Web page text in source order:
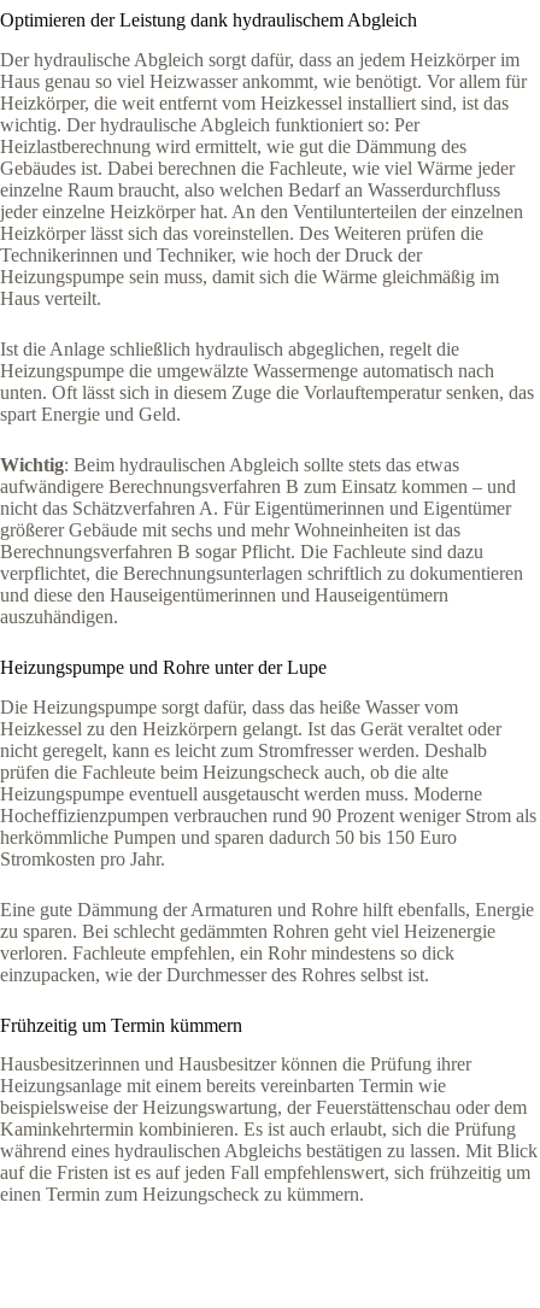
Optimieren der Leistung dank hydraulischem Abgleich
Der hydraulische Abgleich sorgt dafür, dass an jedem Heizkörper im
Haus genau so viel Heizwasser ankommt, wie benötigt. Vor allem für
Heizkörper, die weit entfernt vom Heizkessel installiert sind, ist das
wichtig. Der hydraulische Abgleich funktioniert so: Per
Heizlastberechnung wird ermittelt, wie gut die Dämmung des
Gebäudes ist. Dabei berechnen die Fachleute, wie viel Wärme jeder
einzelne Raum braucht, also welchen Bedarf an Wasserdurchfluss
jeder einzelne Heizkörper hat. An den Ventilunterteilen der einzelnen
Heizkörper lässt sich das voreinstellen. Des Weiteren prüfen die
Technikerinnen und Techniker, wie hoch der Druck der
Heizungspumpe sein muss, damit sich die Wärme gleichmäßig im
Haus verteilt.
Ist die Anlage schließlich hydraulisch abgeglichen, regelt die
Heizungspumpe die umgewälzte Wassermenge automatisch nach
unten. Oft lässt sich in diesem Zuge die Vorlauftemperatur senken, das
spart Energie und Geld.
Wichtig: Beim hydraulischen Abgleich sollte stets das etwas
aufwändigere Berechnungsverfahren B zum Einsatz kommen – und
nicht das Schätzverfahren A. Für Eigentümerinnen und Eigentümer
größerer Gebäude mit sechs und mehr Wohneinheiten ist das
Berechnungsverfahren B sogar Pflicht. Die Fachleute sind dazu
verpflichtet, die Berechnungsunterlagen schriftlich zu dokumentieren
und diese den Hauseigentümerinnen und Hauseigentümern
auszuhändigen.
Heizungspumpe und Rohre unter der Lupe
Die Heizungspumpe sorgt dafür, dass das heiße Wasser vom
Heizkessel zu den Heizkörpern gelangt. Ist das Gerät veraltet oder
nicht geregelt, kann es leicht zum Stromfresser werden. Deshalb
prüfen die Fachleute beim Heizungscheck auch, ob die alte
Heizungspumpe eventuell ausgetauscht werden muss. Moderne
Hocheffizienzpumpen verbrauchen rund 90 Prozent weniger Strom als
herkömmliche Pumpen und sparen dadurch 50 bis 150 Euro
Stromkosten pro Jahr.
Eine gute Dämmung der Armaturen und Rohre hilft ebenfalls, Energie
zu sparen. Bei schlecht gedämmten Rohren geht viel Heizenergie
verloren. Fachleute empfehlen, ein Rohr mindestens so dick
einzupacken, wie der Durchmesser des Rohres selbst ist.
Frühzeitig um Termin kümmern
Hausbesitzerinnen und Hausbesitzer können die Prüfung ihrer
Heizungsanlage mit einem bereits vereinbarten Termin wie
beispielsweise der Heizungswartung, der Feuerstättenschau oder dem
Kaminkehrtermin kombinieren. Es ist auch erlaubt, sich die Prüfung
während eines hydraulischen Abgleichs bestätigen zu lassen. Mit Blick
auf die Fristen ist es auf jeden Fall empfehlenswert, sich frühzeitig um
einen Termin zum Heizungscheck zu kümmern.